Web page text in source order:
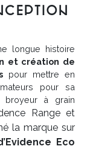
longue histoire
et création de
pour mettre en
pour sa
broyeur à grain
Range et
la marque sur
Eco